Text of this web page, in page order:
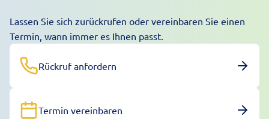
Lassen Sie sich zurückrufen oder vereinbaren Sie einen
Termin, wann immer es Ihnen passt.
Rückruf anfordern
Termin vereinbaren